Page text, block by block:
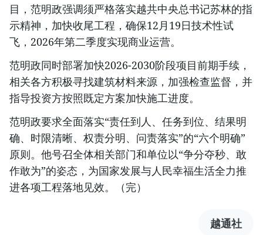
目，范明政强调须严格落实越共中央总书记苏林的指
示精神，加快收尾工程，确保12月19日技术性试
飞，2026年第二季度实现商业运营。
范明政同时部署加快2026-2030阶段项目前期手续，
相关各方积极寻找建筑材料来源，加强检查监督，并
指导投资方按照既定方案加快施工进度。
范明政要求全面落实“责任到人、任务到位、结果明
确、时限清晰、权责分明、问责落实”的“六个明确”
原则。他号召全体相关部门和单位以“争分夺秒、敢
作敢为”的姿态，为国家发展与人民幸福生活全力推
进各项工程落地见效。（完）
越通社